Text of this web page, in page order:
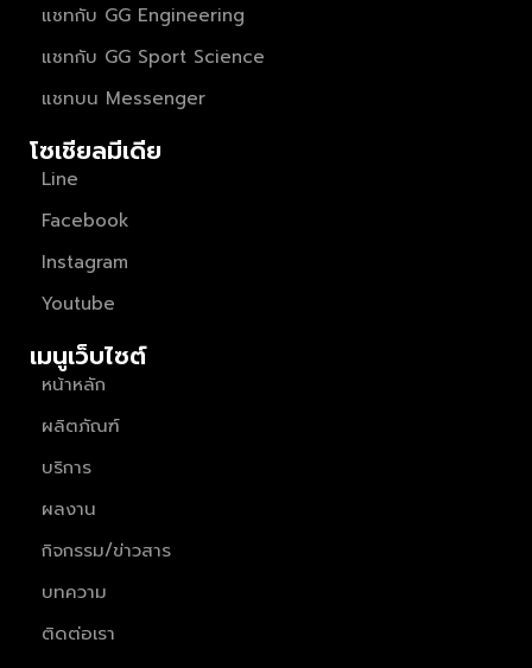
แชทกับ GG Engineering
แชทกับ GG Sport Science
แชทบน Messenger
โซเชียลมีเดีย
Line
Facebook
Instagram
Youtube
เมนูเว็บไซต์
หน้าหลัก
ผลิตภัณฑ์
บริการ
ผลงาน
กิจกรรม/ข่าวสาร
บทความ
ติดต่อเรา